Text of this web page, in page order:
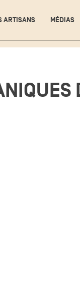
ARTISANS MÉDIAS